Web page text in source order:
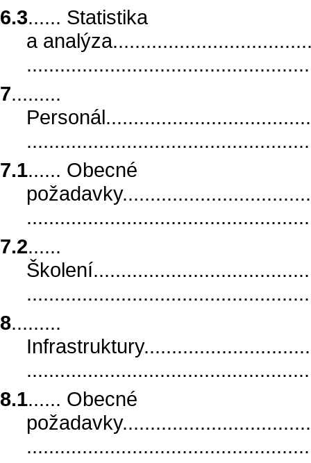
6.3...... Statistika
a
7.........
7.1...... Obecné
7.2......
8.........
8.1...... Obecné